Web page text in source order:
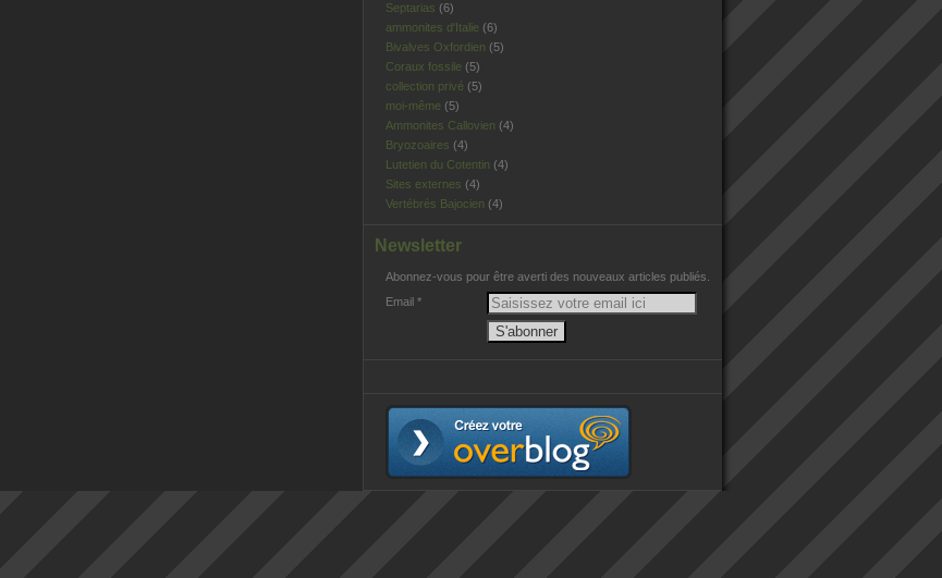
Septarias (6)
ammonites d'Italie (6)
Bivalves Oxfordien (5)
Coraux fossile (5)
collection privé (5)
moi-même (5)
Ammonites Callovien (4)
Bryozoaires (4)
Lutetien du Cotentin (4)
Sites externes (4)
Vertébrés Bajocien (4)
Newsletter
Abonnez-vous pour être averti des nouveaux articles publiés.
Email